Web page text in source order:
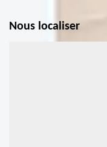
Nous localiser